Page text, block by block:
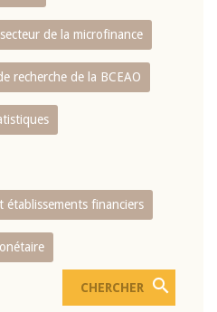
de la microfinance
recherche de la BCEAO
établissements financiers